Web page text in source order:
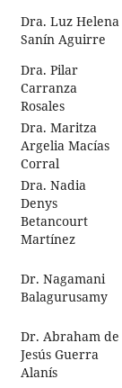
Dra. Luz Helena
Sanín Aguirre
Dra. Pilar
Carranza
Rosales
Dra. Maritza
Argelia Macías
Corral
Dra. Nadia
Denys
Betancourt
Martínez
Dr. Nagamani
Balagurusamy
Dr. Abraham de
Jesús Guerra
Alanís